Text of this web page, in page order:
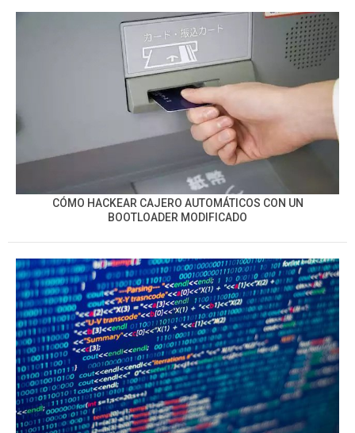
CÓMO HACKEAR CAJERO AUTOMÁTICOS CON UN
BOOTLOADER MODIFICADO